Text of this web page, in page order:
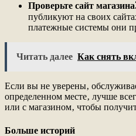
Проверьте сайт
публикуют на своих
платежные системы они
Читать далее Как снять
Если вы не уверены‚
определенном месте‚ лучше
или с магазином‚ чтобы
Больше историй